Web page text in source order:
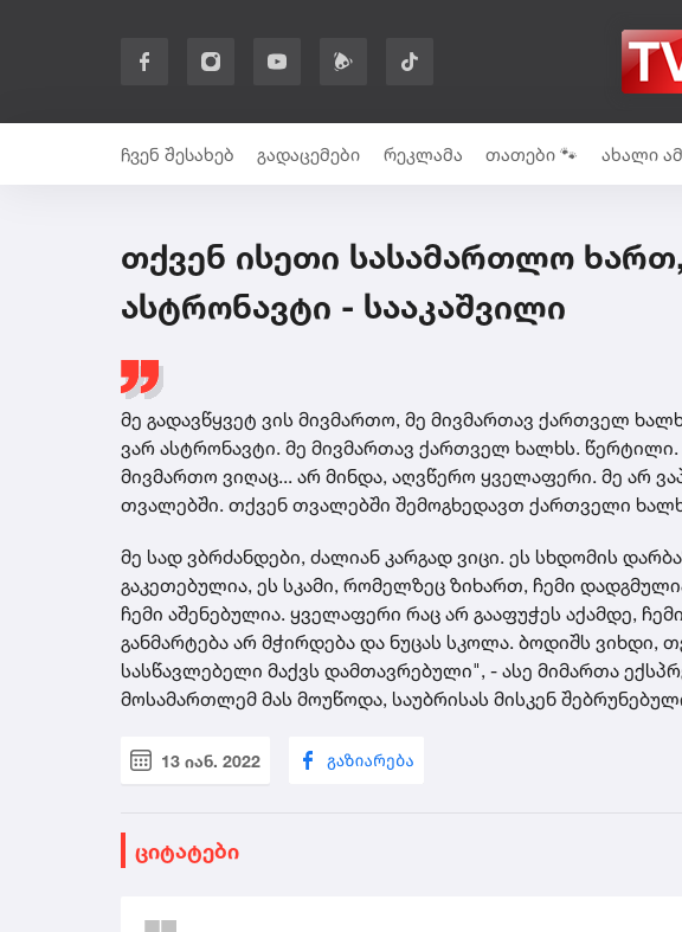
ჩვენ შესახებ გადაცემები რეკლამა თათები 🐾 ახალი
თქვენ ისეთი სასამართლო
ასტრონავტი - სააკაშვილი
მე გადავწყვეტ ვის მივმართო, მე მივმართავ ქართველ
ვარ ასტრონავტი. მე მივმართავ ქართველ ხალხს.
მივმართო ვიღაც... არ მინდა, აღვწერო ყველაფერი. მე არ
თვალებში. თქვენ თვალებში შემოგხედავთ ქართველი
მე სად ვბრძანდები, ძალიან კარგად ვიცი. ეს სხდომის
გაკეთებულია, ეს სკამი, რომელზეც ზიხართ, ჩემი
ჩემი აშენებულია. ყველაფერი რაც არ გააფუჭეს აქამდე,
განმარტება არ მჭირდება და ნუცას სკოლა. ბოდიშს ვიხდი,
სასწავლებელი მაქვს დამთავრებული", - ასე მიმართა
მოსამართლემ მას მოუწოდა, საუბრისას მისკენ
13 იან. 2022
ციტატები